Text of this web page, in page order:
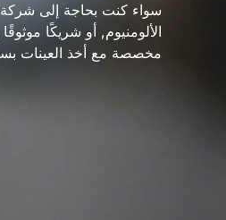
سواء كنت بحاجة إلى شركة
مخصصة مع أخذ العينات